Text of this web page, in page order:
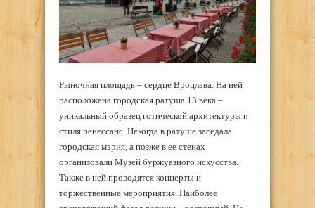
Рыночная площадь – сердце Вроцлава. На ней
расположена городская ратуша 13 века –
уникальный образец готической архитектуры и
стиля ренессанс. Некогда в ратуше заседала
городская мэрия, а позже в ее стенах
организовали Музей буржуазного искусства.
Также в ней проводятся концерты и
торжественные мероприятия. Наиболее